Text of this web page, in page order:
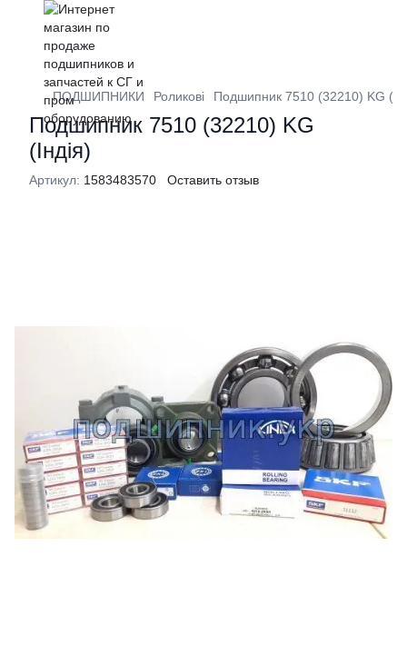
ПОДШИПНИКИ Роликові Подшипник 7510 (32210) KG
Подшипник 7510 (32210) KG
(Індія)
Артикул: 1583483570 Оставить отзыв